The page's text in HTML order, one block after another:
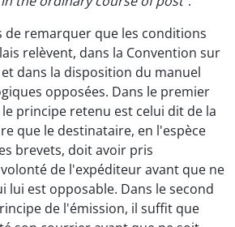
de remarquer que les conditions
relèvent, dans la Convention sur
dans la disposition du manuel
opposées. Dans le premier
le principe retenu est celui dit de la
que le destinataire, en l'espèce
brevets, doit avoir pris
de l'expéditeur avant que ne
lui est opposable. Dans le second
de l'émission, il suffit que